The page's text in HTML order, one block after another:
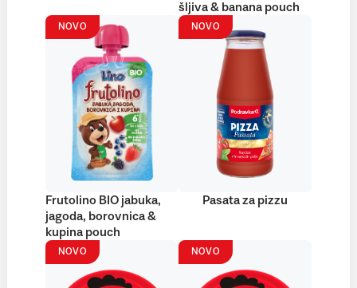
šljiva & banana pouch
NOVO
Frutolino BIO jabuka,
jagoda, borovnica &
kupina pouch
NOVO
Pasata za pizzu
NOVO NOVO